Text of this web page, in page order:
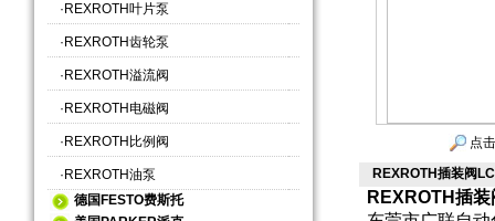
· REXROTH叶片泵
· REXROTH齿轮泵
· REXROTH溢流阀
· REXROTH电磁阀
· REXROTH比例阀
· REXROTH油泵
德国FESTO费斯托
点
REXROTH插装阀
REXROTH插